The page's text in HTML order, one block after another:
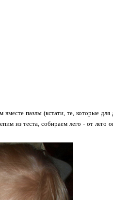
пазлы (кстати, те, которые для
из теста, собираем лего - от лего